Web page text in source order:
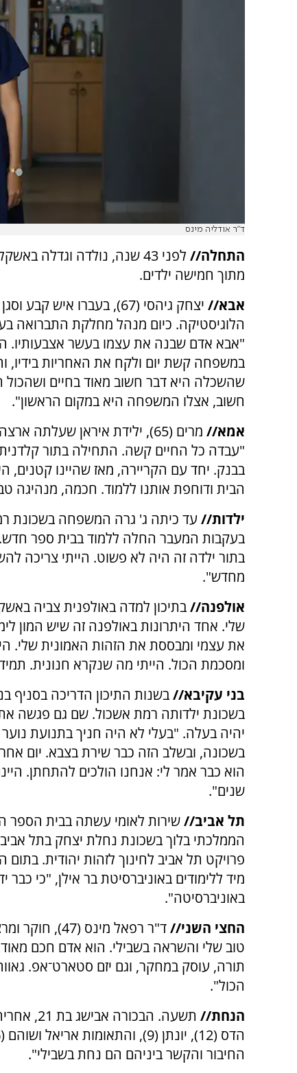
ד"ר אודליה מינס
התחלה//
לפני 43 שנה, נולדה וגדלה
מתוך חמישה ילדים.
אבא//
יצחק גיהסי (67), בעברו איש
הלוגיסטיקה. כיום מנהל מחלקת התברואה
"אבא אדם שבנה את עצמו בעשר אצבעותיו.
במשפחה קשת יום ולקח את האחריות בידיו,
שהשכלה היא דבר חשוב מאוד בחיים ושהכול
חשוב, אצלו המשפחה היא במקום הראשון".
אמא//
מרים (65), ילידת איראן שעלתה
"עבדה כל החיים קשה. התחילה בתור
בבנק. יחד עם הקריירה, מאז שהיינו קטנים,
הבית ודוחפת אותנו ללמוד. חכמה, מנהיגה
ילדות// עד כיתה ג' גרה המשפחה בשכונת
בעקבות המעבר החלה ללמוד בבית ספר
בתור ילדה זה היה לא פשוט. הייתי צריכה
מחדש".
אולפנה//בתיכון למדה באולפנית צביה
שלי. אחד היתרונות באולפנה זה שיש המון
את עצמי ומבססת את הזהות האמונית שלי.
ומסכמת הכול. הייתי מה שנקרא חנונית.
בני עקיבא//בשנות התיכון הדריכה בסניף
בשכונת ילדותה רמת אשכול. שם גם פגשה
יהיה בעלה. "בעלי לא היה חניך בתנועת
בשכונה, ובשלב הזה כבר שירת בצבא. יום
הוא כבר אמר לי: אנחנו הולכים להתחתן.
שנים".
תל אביב//שירות לאומי עשתה בבית הספר
הממלכתי בלוך בשכונת נחלת יצחק בתל
פרויקט תל אביב לחינוך לזהות יהודית.
מיד ללימודים באוניברסיטת בר אילן, "כי
באוניברסיטה".
החצי השני//
ד"ר רפאל
טוב שלי והשראה בשבילי. הוא אדם חכם
תורה, עוסק במחקר, וגם יזם סטארט־אפ.
הכול".
הנחת//
החיבור והקשר ביניהם הם נחת בשבילי".